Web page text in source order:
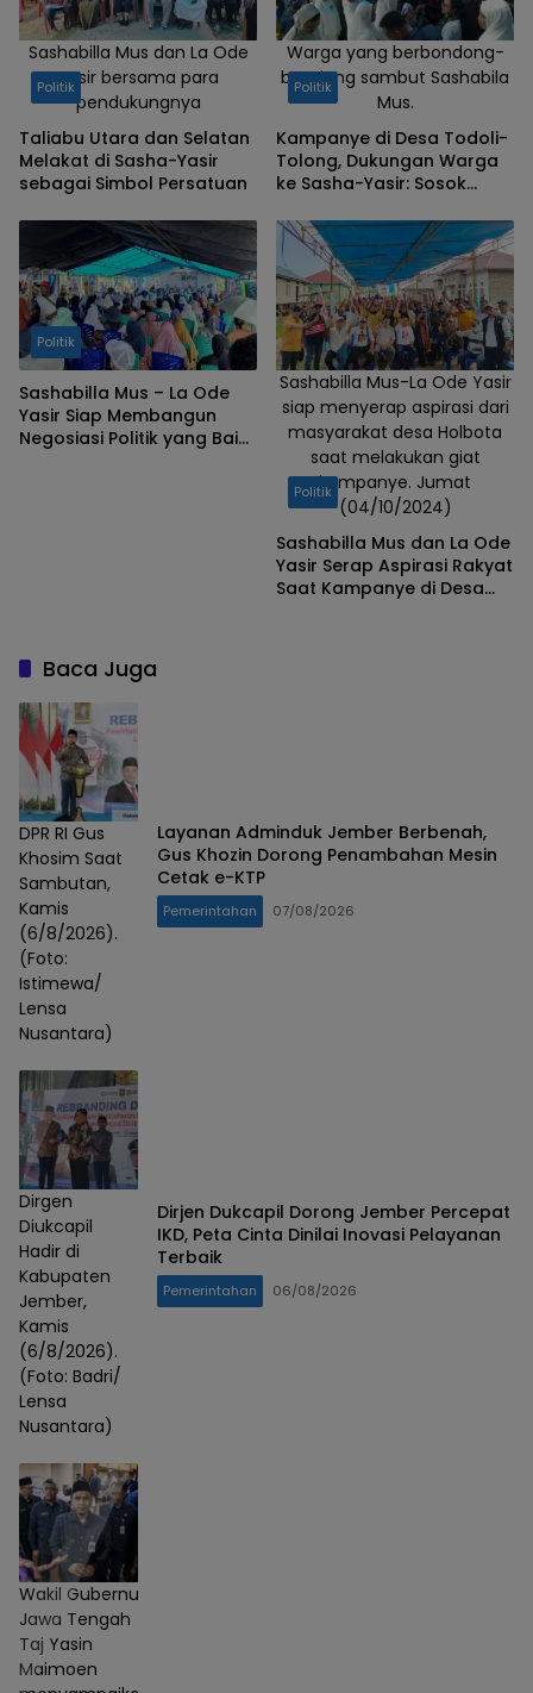
Sashabilla Mus dan La Ode
Yasir bersama para
pendukungnya
Politik
Taliabu Utara dan Selatan
Melakat di Sasha-Yasir
sebagai Simbol Persatuan
Warga yang berbondong-
bondong sambut Sashabila
Mus.
Politik
Kampanye di Desa Todoli-
Tolong, Dukungan Warga
ke Sasha-Yasir: Sosok
Taliabu
Politik
Sashabilla Mus – La Ode
Yasir Siap Membangun
Negosiasi Politik yang Baik
Sashabilla Mus-La Ode Yasir
siap menyerap aspirasi dari
masyarakat desa Holbota
saat melakukan giat
kampanye. Jumat
(04/10/2024)
Politik
Sashabilla Mus dan La Ode
Yasir Serap Aspirasi Rakyat
Saat Kampanye di Desa
Baca Juga
DPR RI Gus
Khosim Saat
Sambutan,
Kamis
(6/8/2026).
(Foto:
Istimewa/
Lensa
Nusantara)
Layanan Adminduk Jember Berbenah,
Gus Khozin Dorong Penambahan Mesin
Cetak e-KTP
Pemerintahan 07/08/2026
Dirgen
Diukcapil
Hadir di
Kabupaten
Jember,
Kamis
(6/8/2026).
(Foto: Badri/
Lensa
Nusantara)
Dirjen Dukcapil Dorong Jember Percepat
IKD, Peta Cinta Dinilai Inovasi Pelayanan
Terbaik
Pemerintahan 06/08/2026
Wakil Gubernur
Jawa Tengah
Taj Yasin
Maimoen